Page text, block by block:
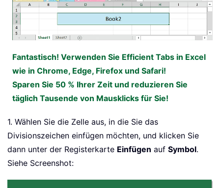
Fantastisch! Verwenden Sie Efficient Tabs in Excel
wie in Chrome, Edge, Firefox und Safari!
Sparen Sie 50 % Ihrer Zeit und reduzieren Sie
täglich Tausende von Mausklicks für Sie!
1. Wählen Sie die Zelle aus, in die Sie das
Divisionszeichen einfügen möchten, und klicken Sie
dann unter der Registerkarte Einfügen auf Symbol.
Siehe Screenshot: